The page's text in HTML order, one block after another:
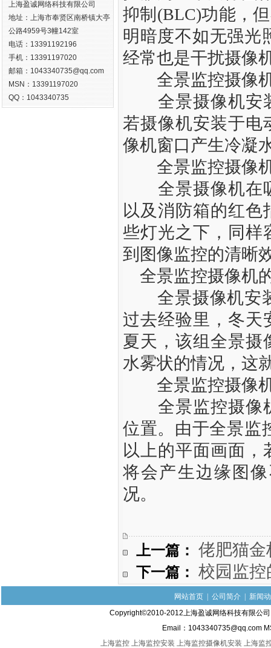
抑制(BLC)功能，
明暗度不如无强光
经常也是干扰摄像
全景监控摄像机
全景摄像机安装
若摄像机安装于电
像机窗口产生冷凝
全景监控摄像机
全景摄像机在吸
以及消防箱的红
些灯光之下，同样
到图像监控的清晰
全景监控摄像机
全景摄像机安装
过去经验里，冬天
夏天，该组全景摄
水雾状的情况，这
全景监控摄像机
全景监控摄像机
位置。由于全景监
以上的平面画面
将会产生边缘图
况。
上一篇： 佬肥猫金
下一篇： 校园监控
上海盈诚网络科技有限公司
地址：上海市奉贤区南桥镇大亭
公路4959号3幢142室
电话：13391192196
手机：13391197020
邮箱：1043340735@qq.com
MSN：13391197020
QQ：1043340735
网站首页 公司简介
新闻
Copyright©2010-2012上海盈诚网络科技有限公
Email：1043340735@qq.com
上海监控 上海监控安装 上海监控摄像机安装 上海监